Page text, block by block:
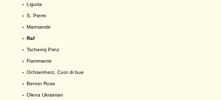
› Liguria
› S. Pierre
› Marmande
› Raf
› Tschernij Prinz
› Fiammante
› Ochsenherz, Cuor di bue
› Berner Rose
› Olena Ukrainian